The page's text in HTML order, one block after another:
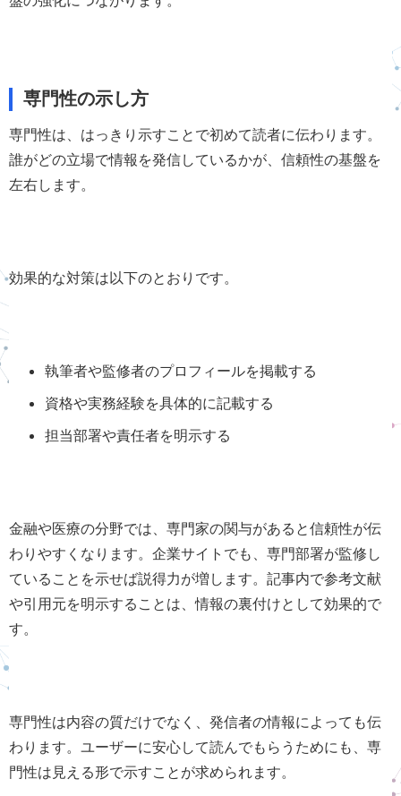
専門性の示し方
専門性は、はっきり示すことで初めて読者に伝わります。
誰がどの立場で情報を発信しているかが、信頼性の基盤を
左右します。
効果的な対策は以下のとおりです。
執筆者や監修者のプロフィールを掲載する
資格や実務経験を具体的に記載する
担当部署や責任者を明示する
金融や医療の分野では、専門家の関与があると信頼性が伝
わりやすくなります。企業サイトでも、専門部署が監修し
ていることを示せば説得力が増します。記事内で参考文献
や引用元を明示することは、情報の裏付けとして効果的で
す。
専門性は内容の質だけでなく、発信者の情報によっても伝
わります。ユーザーに安心して読んでもらうためにも、専
門性は見える形で示すことが求められます。